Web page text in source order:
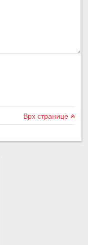
Врх странице